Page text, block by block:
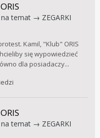
temat → ZEGARKI
Kamil, "Klub" ORIS
się wypowiedzieć
dla posiadaczy...
temat → ZEGARKI